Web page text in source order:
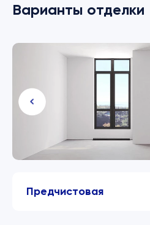
Варианты отделки
Предчистовая